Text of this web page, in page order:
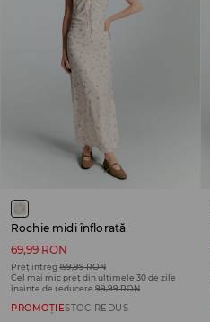
Rochie midi înflorată
69,99 RON
Preț întreg159,99 RON
Cel mai mic preț din ultimele 30 de zile
înainte de reducere 99,99 RON
PROMOȚIESTOC REDUS